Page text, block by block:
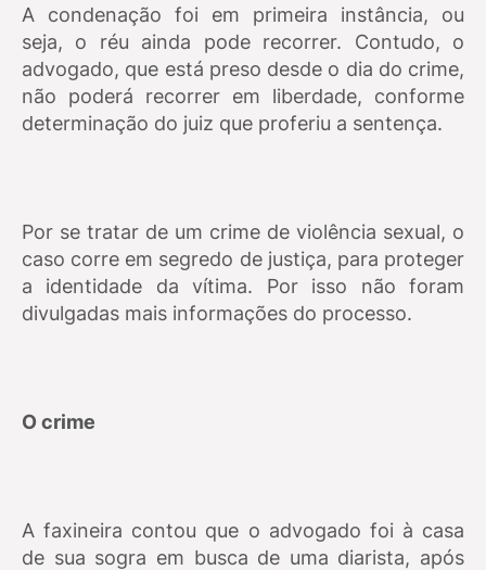
A condenação foi em primeira instância, ou
seja, o réu ainda pode recorrer. Contudo, o
advogado, que está preso desde o dia do crime,
não poderá recorrer em liberdade, conforme
determinação do juiz que proferiu a sentença.
Por se tratar de um crime de violência sexual, o
caso corre em segredo de justiça, para proteger
a identidade da vítima. Por isso não foram
divulgadas mais informações do processo.
O crime
A faxineira contou que o advogado foi à casa
de sua sogra em busca de uma diarista, após